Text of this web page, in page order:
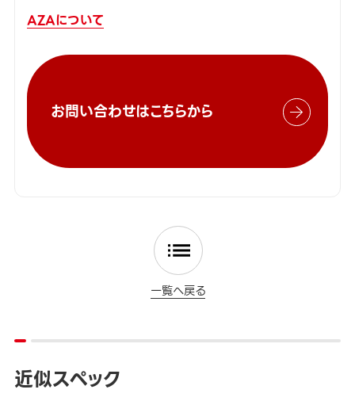
AZAについて
お問い合わせはこちらから
一覧へ戻る
近似スペック